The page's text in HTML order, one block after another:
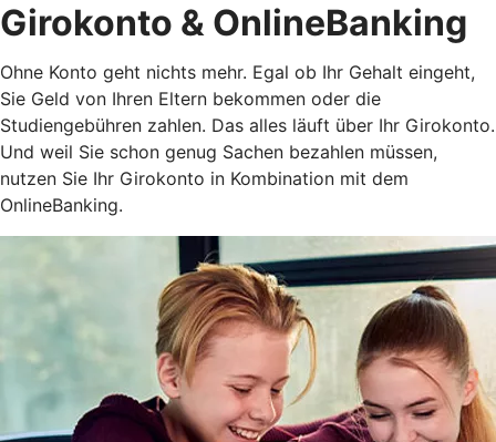
Girokonto & OnlineBanking
Ohne Konto geht nichts mehr. Egal ob Ihr Gehalt eingeht,
Sie Geld von Ihren Eltern bekommen oder die
Studiengebühren zahlen. Das alles läuft über Ihr Girokonto.
Und weil Sie schon genug Sachen bezahlen müssen,
nutzen Sie Ihr Girokonto in Kombination mit dem
OnlineBanking.